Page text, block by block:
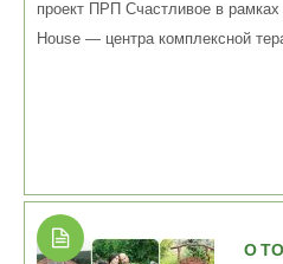
проект ПРП Счастливое в рамках
House — центра комплексной
О